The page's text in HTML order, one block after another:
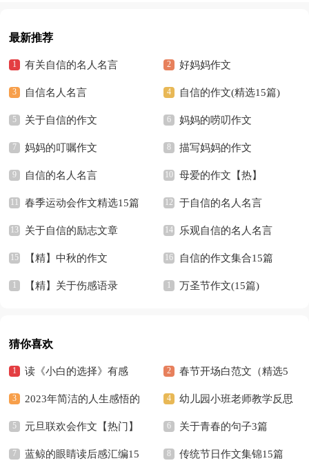
最新推荐
有关自信的名人名言 好妈妈作文
自信名人名言 自信的作文(精选15篇)
关于自信的作文 妈妈的唠叨作文
妈妈的叮嘱作文 描写妈妈的作文
自信的名人名言 母爱的作文【热】
春季运动会作文精选15篇 于自信的名人名言
关于自信的励志文章 乐观自信的名人名言
【精】中秋的作文 自信的作文集合15篇
【精】关于伤感语录 万圣节作文(15篇)
猜你喜欢
读《小白的选择》有感 春节开场白范文（精选5
篇）
2023年简洁的人生感悟的
好句摘录36条
幼儿园小班老师教学反思
元旦联欢会作文【热门】 关于青春的句子3篇
蓝鲸的眼睛读后感汇编15 传统节日作文集锦15篇